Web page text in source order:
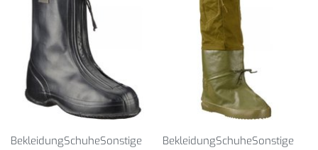
BekleidungSchuheSonstige
BekleidungSchuheSonstige